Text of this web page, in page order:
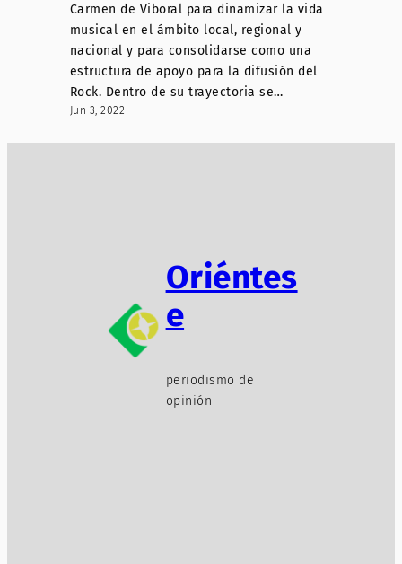
Carmen de Viboral para dinamizar la vida
musical en el ámbito local, regional y
nacional y para consolidarse como una
estructura de apoyo para la difusión del
Rock. Dentro de su trayectoria se…
Jun 3, 2022
Oriéntes
e
periodismo de
opinión